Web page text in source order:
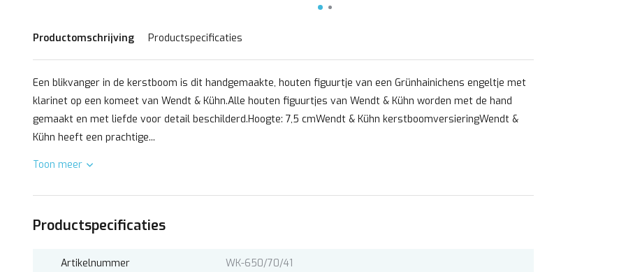
Productomschrijving Productspecificaties
Een blikvanger in de kerstboom is dit handgemaakte, houten figuurtje van een Grünhainichens engeltje met
klarinet op een komeet van Wendt & Kühn.Alle houten figuurtjes van Wendt & Kühn worden met de hand
gemaakt en met liefde voor detail beschilderd.Hoogte: 7,5 cmWendt & Kühn kerstboomversieringWendt &
Kühn heeft een prachtige...
Toon meer
Productspecificaties
Artikelnummer WK-650/70/41